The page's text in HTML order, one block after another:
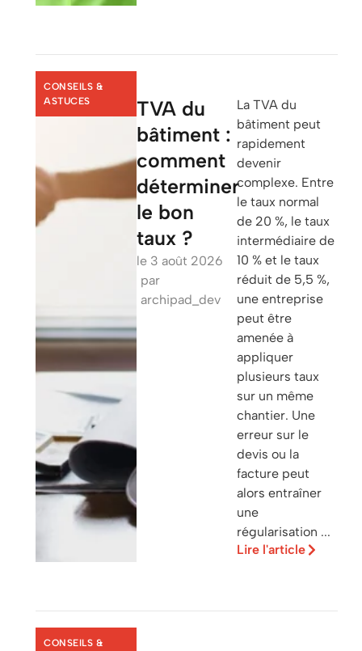
CONSEILS &
ASTUCES
TVA du
bâtiment :
comment
déterminer
le bon
taux ?
le 3 août 2026
par
archipad_dev
La TVA du
bâtiment peut
rapidement
devenir
complexe. Entre
le taux normal
de 20 %, le taux
intermédiaire de
10 % et le taux
réduit de 5,5 %,
une entreprise
peut être
amenée à
appliquer
plusieurs taux
sur un même
chantier. Une
erreur sur le
devis ou la
facture peut
alors entraîner
une
régularisation ...
Lire l'article
CONSEILS &